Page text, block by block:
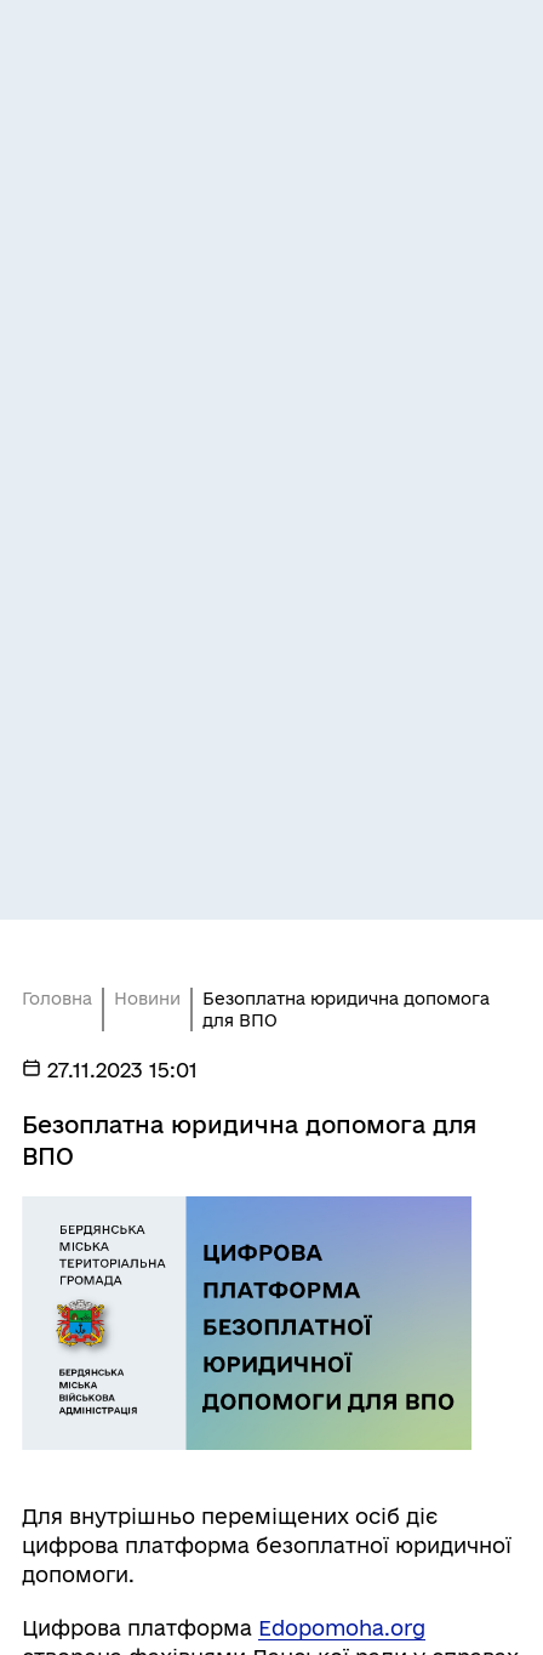
Головна Новини
Безоплатна юридична допомога
для ВПО
27.11.2023 15:01
Безоплатна юридична допомога для
ВПО
Для внутрішньо переміщених осіб діє
цифрова платформа безоплатної юридичної
допомоги.
Цифрова платформа Edopomoha.org